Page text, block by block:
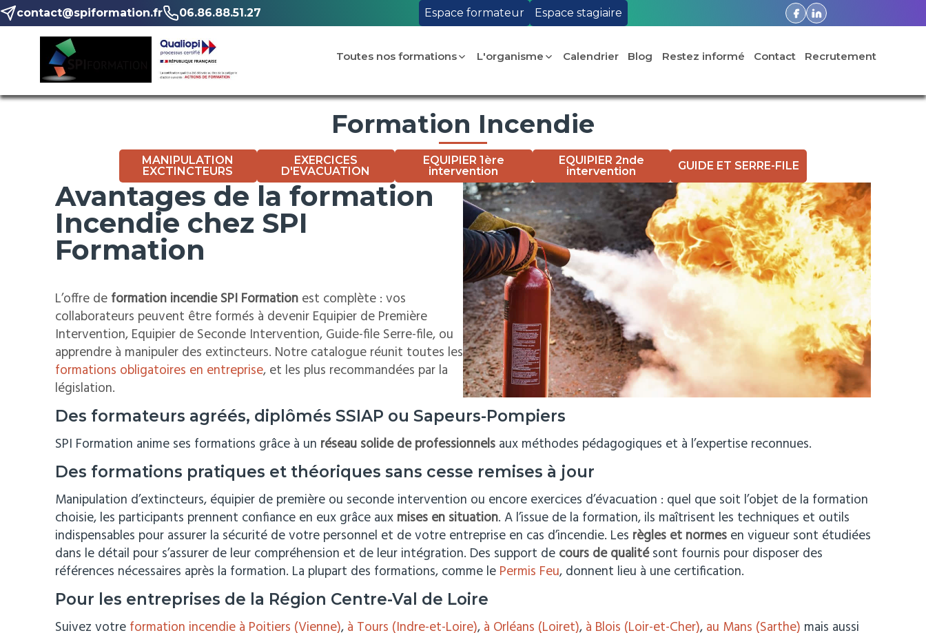
contact@spiformation.fr 06.86.88.51.27 Espace formateur Espace stagiaire
Toutes nos formations L'organisme Calendrier Blog Restez informé Contact Recrutement
Formation Incendie
MANIPULATION
EXCTINCTEURS
EXERCICES
D'EVACUATION
EQUIPIER 1ère
intervention
EQUIPIER 2nde
intervention
GUIDE ET SERRE-FILE
Avantages de la formation
Incendie chez SPI
Formation
L’offre de formation incendie SPI Formation est complète : vos
collaborateurs peuvent être formés à devenir Equipier de Première
Intervention, Equipier de Seconde Intervention, Guide-file Serre-file, ou
apprendre à manipuler des extincteurs. Notre catalogue réunit toutes les
formations obligatoires en entreprise, et les plus recommandées par la
législation.
Des formateurs agréés, diplômés SSIAP ou Sapeurs-Pompiers
SPI Formation anime ses formations grâce à un réseau solide de professionnels aux méthodes pédagogiques et à l’expertise reconnues.
Des formations pratiques et théoriques sans cesse remises à jour
Manipulation d’extincteurs, équipier de première ou seconde intervention ou encore exercices d’évacuation : quel que soit l’objet de la formation
choisie, les participants prennent confiance en eux grâce aux mises en situation. A l’issue de la formation, ils maîtrisent les techniques et outils
indispensables pour assurer la sécurité de votre personnel et de votre entreprise en cas d’incendie. Les règles et normes en vigueur sont étudiées
dans le détail pour s’assurer de leur compréhension et de leur intégration. Des support de cours de qualitésont fournis pour disposer des
références nécessaires après la formation. La plupart des formations, comme le Permis Feu, donnent lieu à une certification.
Pour les entreprises de la Région Centre-Val de Loire
Suivez votre formation incendie à Poitiers (Vienne), à Tours (Indre-et-Loire), à Orléans (Loiret), à Blois (Loir-et-Cher), au Mans (Sarthe) mais aussi